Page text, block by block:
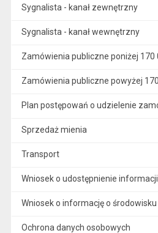
Sygnalista - kanał zewnętrzny
Sygnalista - kanał wewnętrzny
Zamówienia publiczne poniżej 170
Zamówienia publiczne powyżej
Plan postępowań o udzielenie
Sprzedaż mienia
Transport
Wniosek o udostępnienie
Wniosek o informację o środowisku
Ochrona danych osobowych